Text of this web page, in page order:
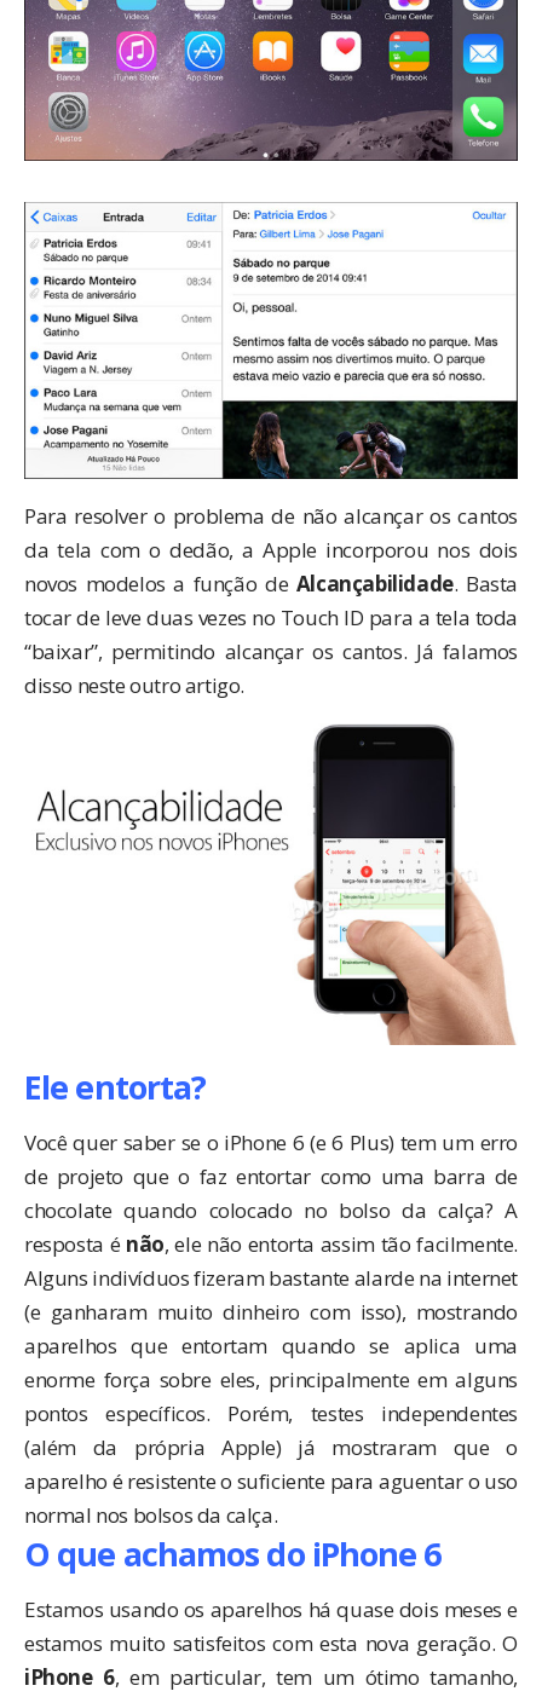
Para resolver o problema de não alcançar os cantos
da tela com o dedão, a Apple incorporou nos dois
novos modelos a função de Alcançabilidade. Basta
tocar de leve duas vezes no Touch ID para a tela toda
“baixar”, permitindo alcançar os cantos. Já falamos
disso neste outro artigo.
Ele entorta?
Você quer saber se o iPhone 6 (e 6 Plus) tem um erro
de projeto que o faz entortar como uma barra de
chocolate quando colocado no bolso da calça? A
resposta é não, ele não entorta assim tão facilmente.
Alguns indivíduos fizeram bastante alarde na internet
(e ganharam muito dinheiro com isso), mostrando
aparelhos que entortam quando se aplica uma
enorme força sobre eles, principalmente em alguns
pontos específicos. Porém, testes independentes
(além da própria Apple) já mostraram que o
aparelho é resistente o suficiente para aguentar o uso
normal nos bolsos da calça.
O que achamos do iPhone 6
Estamos usando os aparelhos há quase dois meses e
estamos muito satisfeitos com esta nova geração. O
iPhone 6, em particular, tem um ótimo tamanho,